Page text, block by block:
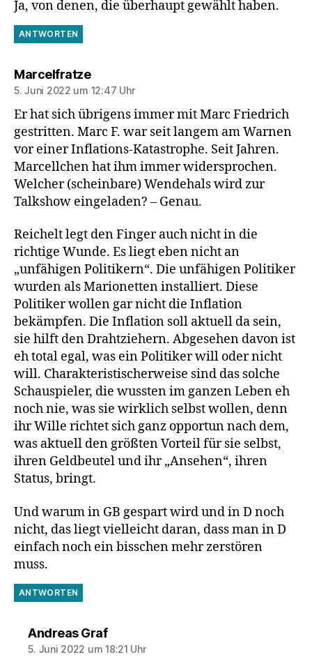
Ja, von denen, die überhaupt gewählt haben.
ANTWORTEN
Marcelfratzesagt:
5. Juni 2022 um 12:47 Uhr
Er hat sich übrigens immer mit Marc Friedrich
gestritten. Marc F. war seit langem am Warnen
vor einer Inflations-Katastrophe. Seit Jahren.
Marcellchen hat ihm immer widersprochen.
Welcher (scheinbare) Wendehals wird zur
Talkshow eingeladen? – Genau.
Reichelt legt den Finger auch nicht in die
richtige Wunde. Es liegt eben nicht an
„unfähigen Politikern“. Die unfähigen Politiker
wurden als Marionetten installiert. Diese
Politiker wollen gar nicht die Inflation
bekämpfen. Die Inflation soll aktuell da sein,
sie hilft den Drahtziehern. Abgesehen davon ist
eh total egal, was ein Politiker will oder nicht
will. Charakteristischerweise sind das solche
Schauspieler, die wussten im ganzen Leben eh
noch nie, was sie wirklich selbst wollen, denn
ihr Wille richtet sich ganz opportun nach dem,
was aktuell den größten Vorteil für sie selbst,
ihren Geldbeutel und ihr „Ansehen“, ihren
Status, bringt.
Und warum in GB gespart wird und in D noch
nicht, das liegt vielleicht daran, dass man in D
einfach noch ein bisschen mehr zerstören
muss.
ANTWORTEN
Andreas Grafsagt:
5. Juni 2022 um 18:21 Uhr